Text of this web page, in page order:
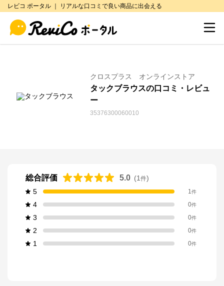
レビコ ポータル ｜ リアルな口コミで良い商品に出会える
クロスプラス オンラインストア
タックブラウスの口コミ・レビュ
ー
35376300060010
総合評価 5.0 (1 件)
5
1件
4 0件
3 0件
2 0件
1 0件